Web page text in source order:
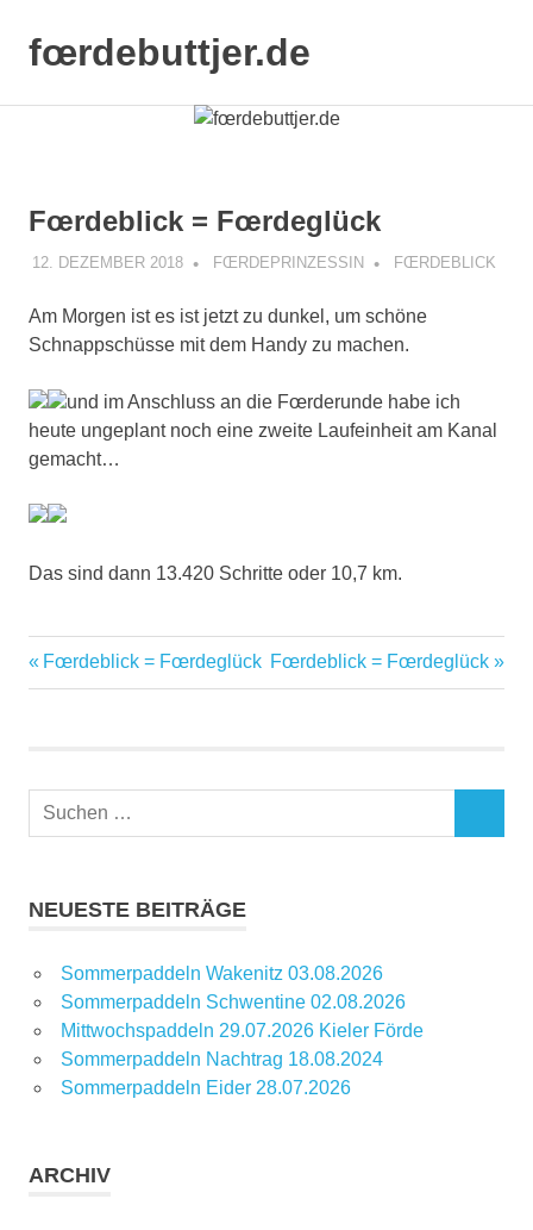
Inhalt
springen
fœrdebuttjer.de
Fœrdeblick = Fœrdeglück
12. DEZEMBER 2018 FŒRDEPRINZESSIN FŒRDEBLICK
Am Morgen ist es ist jetzt zu dunkel, um schöne
Schnappschüsse mit dem Handy zu machen.
und im Anschluss an die Fœrderunde habe ich
heute ungeplant noch eine zweite Laufeinheit am Kanal
gemacht…
Das sind dann 13.420 Schritte oder 10,7 km.
Beitragsnavigation
Vorheriger
Beitrag:
Fœrdeblick = Fœrdeglück Nächster
Beitrag:
Fœrdeblick = Fœrdeglück
Suchen
NEUESTE BEITRÄGE
Sommerpaddeln Wakenitz 03.08.2026
Sommerpaddeln Schwentine 02.08.2026
Mittwochspaddeln 29.07.2026 Kieler Förde
Sommerpaddeln Nachtrag 18.08.2024
Sommerpaddeln Eider 28.07.2026
ARCHIV